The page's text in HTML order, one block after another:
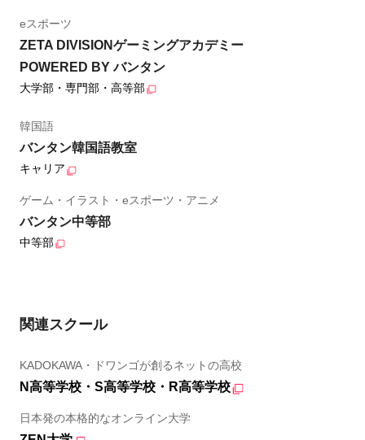
eスポーツ
ZETA DIVISIONゲーミングアカデミー
POWERED BY バンタン
大学部・専門部・高等部
韓国語
バンタン韓国語教室
キャリア
ゲーム・イラスト・eスポーツ・アニメ
バンタン中等部
中等部
関連スクール
KADOKAWA・ドワンゴが創るネットの高校
N高等学校・S高等学校・R高等学校
日本発の本格的なオンライン大学